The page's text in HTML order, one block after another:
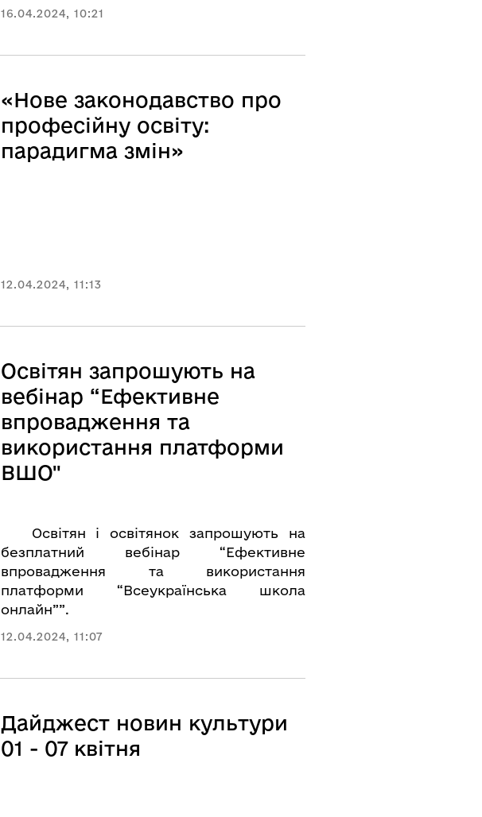
16.04.2024, 10:21
«Нове законодавство про
професійну освіту:
парадигма змін»
12.04.2024, 11:13
Освітян запрошують на
вебінар “Ефективне
впровадження та
використання платформи
ВШО"
Освітян і освітянок запрошують на
безплатний вебінар “Ефективне
впровадження та використання
платформи “Всеукраїнська школа
онлайн””.
12.04.2024, 11:07
Дайджест новин культури
01 - 07 квітня